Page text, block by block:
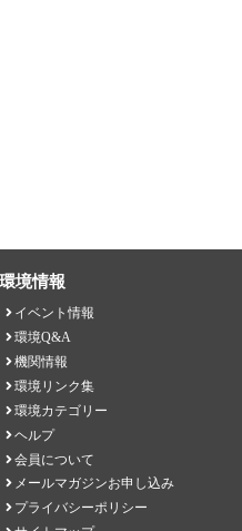
環境情報
イベント情報
環境Q&A
機関情報
環境リンク集
環境カテゴリー
ヘルプ
会員について
メールマガジンお申し込み
プライバシーポリシー